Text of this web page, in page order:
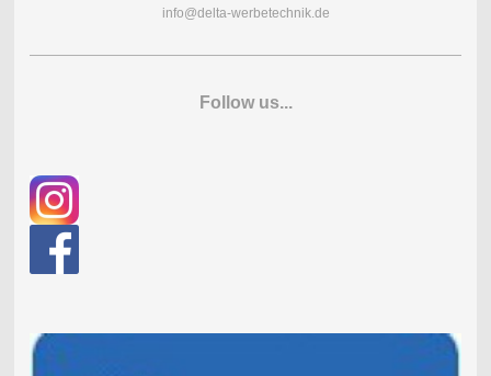
info@delta-werbetechnik.de
Follow us...